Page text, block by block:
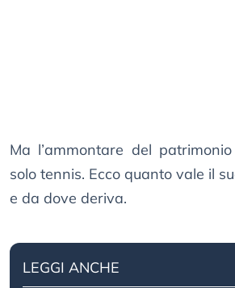
Ma l’ammontare del
solo tennis. Ecco quanto vale il
e da dove deriva.
LEGGI ANCHE